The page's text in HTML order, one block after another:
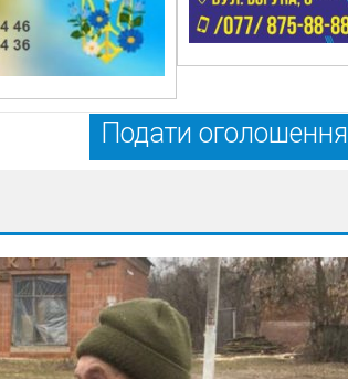
Подати оголошення